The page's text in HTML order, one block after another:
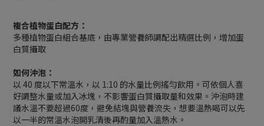
複合植物蛋白配方：
多種植物蛋白組合基底，由專業營養師調配出精選比例，增加蛋
白質攝取
如何沖泡：
以 40 度以下常溫水，以 1:10 的水量比例搖勻飲用。可依個人喜
好調整水量或加入冰塊，不影響蛋白質攝取量和效果。沖泡時建
議水溫不要超過60度，避免結塊與營養流失，想要溫熱喝可以先
以一半的常溫水泡開乳清後再酌量加入溫熱水。